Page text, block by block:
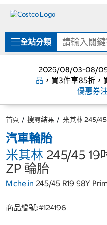
單
全站分類
2026/08/03-08/
品 ，買3件享85折，
優惠券
首頁 搜尋結果 米其林 245/45
汽車輪胎
米其林 245/45 19
ZP 輪胎
Michelin 245/45 R19 98Y
商品編號:#124196